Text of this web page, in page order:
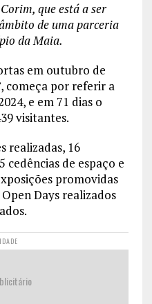
que está a ser
de uma parceria
da Maia.
em outubro de
começa por referir a
e em 71 dias o
visitantes.
realizadas, 16
cedências de espaço e
promovidas
Days realizados